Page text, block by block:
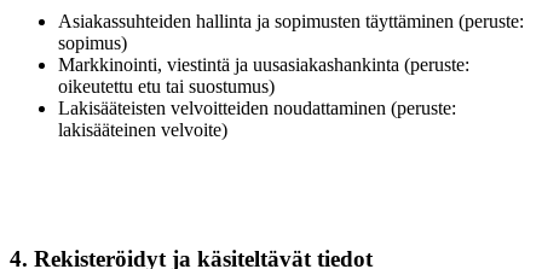
Asiakassuhteiden hallinta ja sopimusten täyttäminen (peruste:
sopimus)
Markkinointi, viestintä ja uusasiakashankinta (peruste:
oikeutettu etu tai suostumus)
Lakisääteisten velvoitteiden noudattaminen (peruste:
lakisääteinen velvoite)
4. Rekisteröidyt ja käsiteltävät tiedot